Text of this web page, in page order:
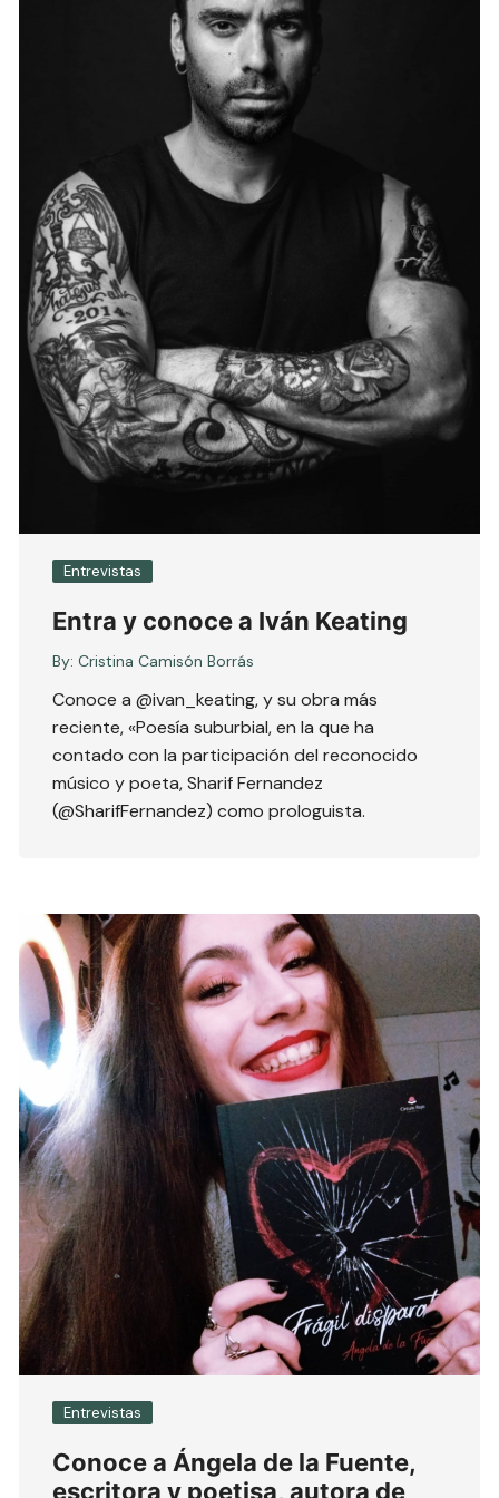
Entrevistas
Entra y conoce a Iván Keating
By: Cristina Camisón Borrás
Conoce a @ivan_keating, y su obra más
reciente, «Poesía suburbial, en la que ha
contado con la participación del reconocido
músico y poeta, Sharif Fernandez
(@SharifFernandez) como prologuista.
Entrevistas
Conoce a Ángela de la Fuente,
escritora y poetisa, autora de